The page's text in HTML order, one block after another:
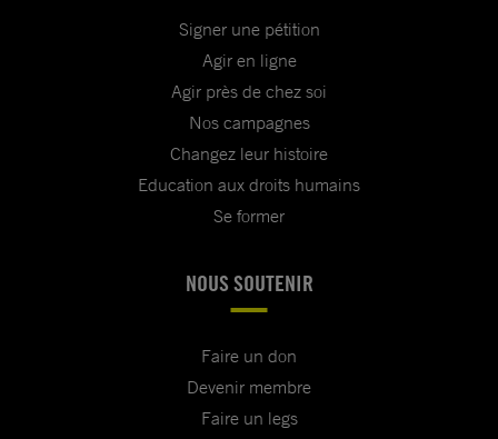
Signer une pétition
Agir en ligne
Agir près de chez soi
Nos campagnes
Changez leur histoire
Education aux droits humains
Se former
NOUS SOUTENIR
Faire un don
Devenir membre
Faire un legs